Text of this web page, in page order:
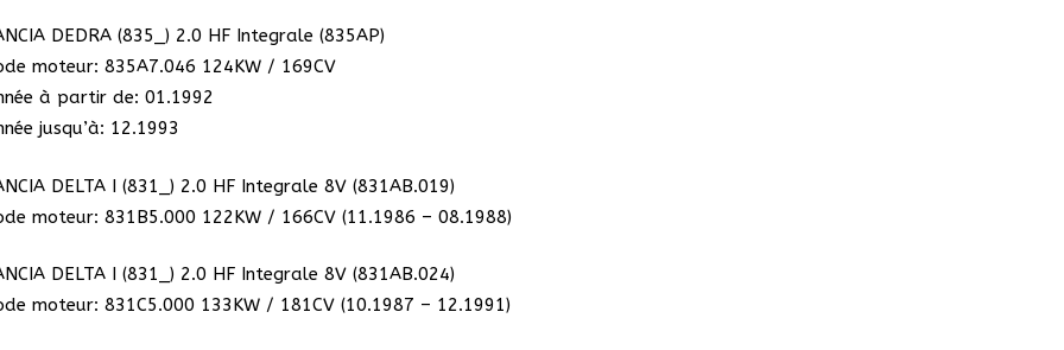
DEDRA (835_) 2.0 HF Integrale (835AP)
moteur: 835A7.046 124KW / 169CV
à partir de: 01.1992
jusqu’à: 12.1993
DELTA I (831_) 2.0 HF Integrale 8V (831AB.019)
moteur: 831B5.000 122KW / 166CV (11.1986 – 08.1988)
DELTA I (831_) 2.0 HF Integrale 8V (831AB.024)
moteur: 831C5.000 133KW / 181CV (10.1987 – 12.1991)